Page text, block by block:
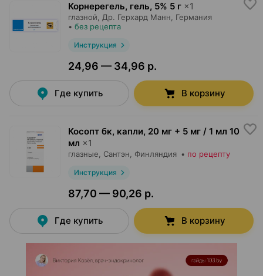
Корнерегель, гель, 5% 5 г ×1
глазной, Др. Герхард Манн , Германия
• без рецепта
Инструкция
24,96 — 34,96 р.
Где купить В корзину
Косопт бк, капли, 20 мг + 5 мг / 1 мл 10
мл ×1
глазные, Сантэн , Финляндия • по рецепту
Инструкция
87,70 — 90,26 р.
Где купить В корзину